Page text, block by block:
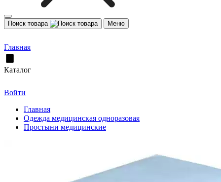
Поиск товара Меню
Главная
Каталог
Войти
Главная
Одежда медицинская одноразовая
Простыни медицинские